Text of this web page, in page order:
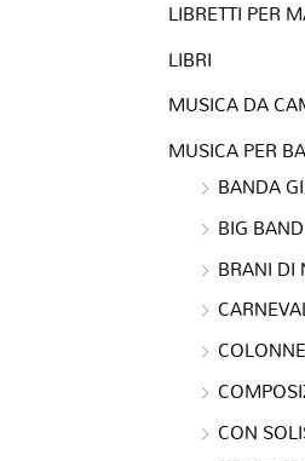
LIBRETTI PER
LIBRI
MUSICA DA
MUSICA PER
BANDA
BIG BAND
BRANI DI
CON